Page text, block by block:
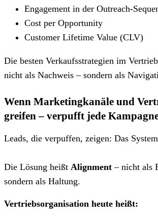
Engagement in der Outreach-
Cost per Opportunity
Customer Lifetime Value (CLV)
Die besten Verkaufsstrategien im
nicht als Nachweis – sondern als
Wenn Marketingkanäle und
greifen – verpufft jede
Leads, die verpuffen, zeigen: Das
Die Lösung heißt Alignment – nicht als
sondern als Haltung.
Vertriebsorganisation heute heißt: